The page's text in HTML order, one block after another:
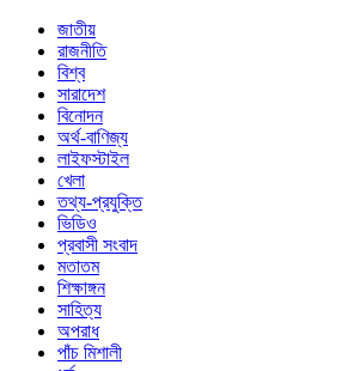
জাতীয়
রাজনীতি
বিশ্ব
সারাদেশ
বিনোদন
অর্থ-বাণিজ্য
লাইফস্টাইল
খেলা
তথ্য-প্রযুক্তি
ভিডিও
প্রবাসী সংবাদ
মতাতম
শিক্ষাঙ্গন
সাহিত্য
অপরাধ
পাঁচ মিশালী